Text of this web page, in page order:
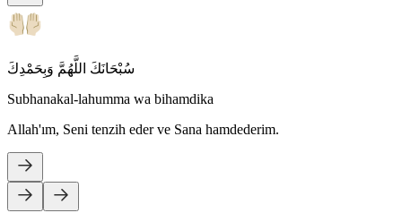
سُبْحَانَكَ اللَّهُمَّ وَبِحَمْدِكَ
Subhanakal-lahumma wa bihamdika
Allah'ım, Seni tenzih eder ve Sana hamdederim.